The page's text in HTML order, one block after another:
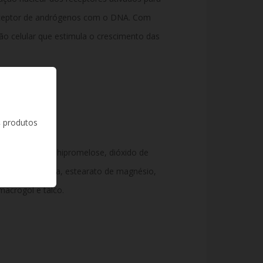
de andrógenos com o DNA. Com
celular que estimula o crescimento das
succinato de hipromelose, dióxido de
sódica, estearato de magnésio,
e talco.
produtos